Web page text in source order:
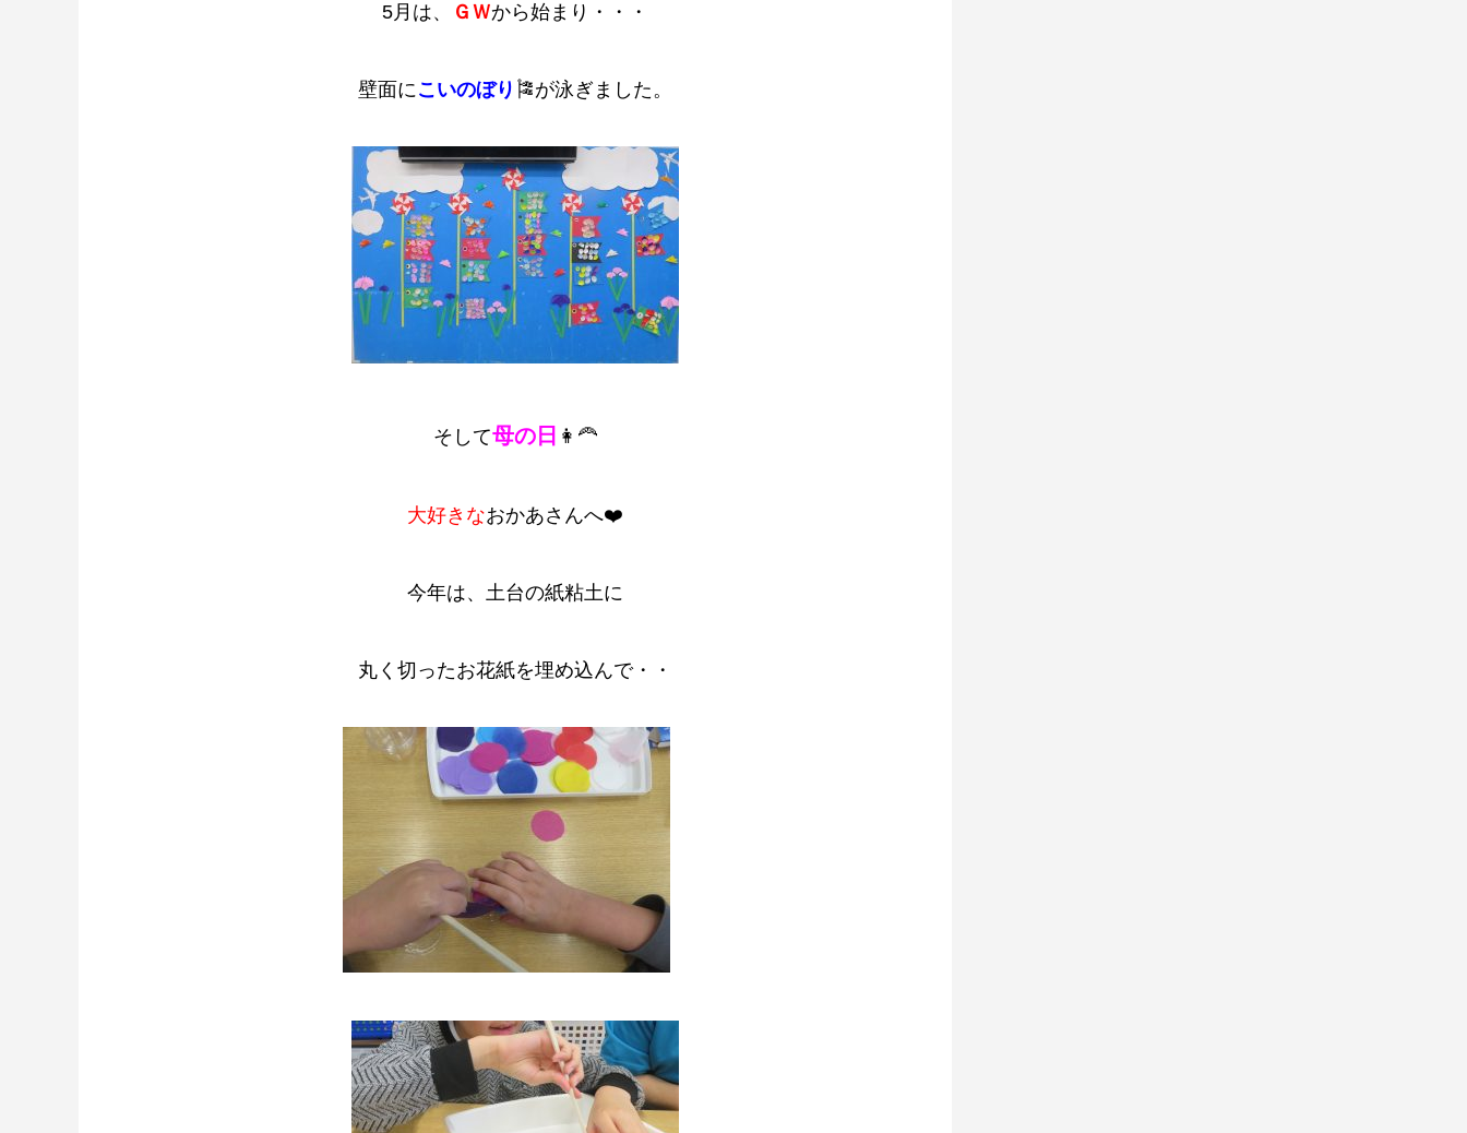
5月は、 ＧＷから始まり・・・
壁面にこいのぼり 🎏が泳ぎました。
そして母の日 👩‍🦰
大好きなおかあさんへ❤️
今年は、土台の紙粘土に
丸く切ったお花紙を埋め込んで・・